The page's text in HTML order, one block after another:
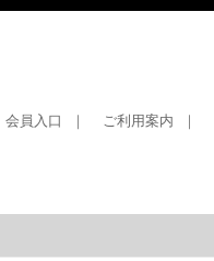
会員入口 ｜ ご利用案内 ｜